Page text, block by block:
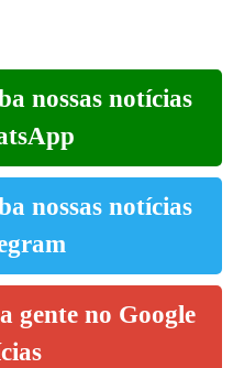
nossas notícias
nossas notícias
gente no Google